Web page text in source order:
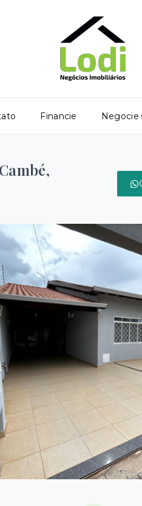
Financie Negocie